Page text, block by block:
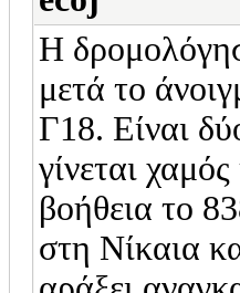
Η
μετά το
Γ18. Είναι
γίνεται
βοήθεια το
στη Νίκαια